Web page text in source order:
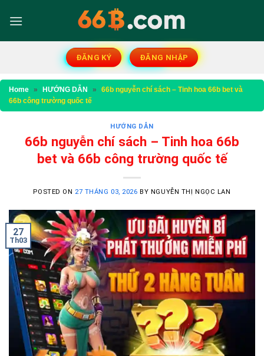
ĐĂNG KÝ ĐĂNG NHẬP
Home » HƯỚNG DẪN »
66b nguyễn chí sách – Tinh hoa 66b bet và
66b công trường quốc tế
HƯỚNG DẪN
66b nguyễn chí sách – Tinh hoa 66b
bet và 66b công trường quốc tế
POSTED ON 27 THÁNG 03, 2026 BY NGUYỄN THỊ NGỌC LAN
27
Th03